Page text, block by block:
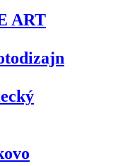
ART